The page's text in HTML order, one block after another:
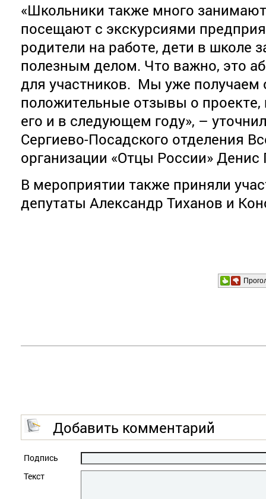
«Школьники также много
посещают с экскурсиями
родители на работе, дети в школе
полезным делом. Что важно, это
для участников. Мы уже получаем
положительные отзывы о проекте,
его и в следующем году», –
Сергиево-Посадского отделения
организации «Отцы России» Денис
В мероприятии также приняли
депутаты Александр Тиханов и
Добавить комментарий
Подпись
Текст